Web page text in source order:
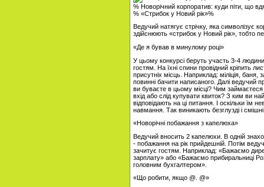
% Новорічний корпоратив: куди піти, що
% «Стрибок у Новий рік»%
Ведучий натягує стрічку, яка символізує
здійснюють «стрибок у Новий рік», тобто
«Де я бував в минулому році»
У цьому конкурсі беруть участь 3-4
гостям. На їхні спини провідний кріпить
присутніх місць. Наприклад: міліція, баня,
повинні бачити написаного. Далі ведучий
ви буваєте в цьому місці? Чим
вхід або слід купувати квиток? З ким ви
відповідають на ці питання. І оскільки їм
навмання. Так виникають безглузді і смішні
«Новорічні побажання з капелюха»
Ведучий вносить 2 капелюхи. В одній
- побажання на рік прийдешній. Потім
зачитує гостям. Наприклад: «Бажаємо
зарплату» або «Бажаємо прибиральниці
головним бухгалтером».
«Що робити, якщо @. @»